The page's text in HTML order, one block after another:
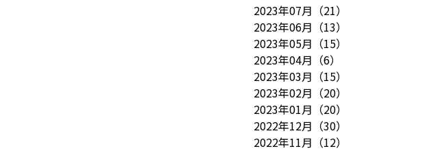
2023年07月 （21）
2023年06月 （13）
2023年05月 （15）
2023年04月 （6）
2023年03月 （15）
2023年02月 （20）
2023年01月 （20）
2022年12月 （30）
2022年11月 （12）